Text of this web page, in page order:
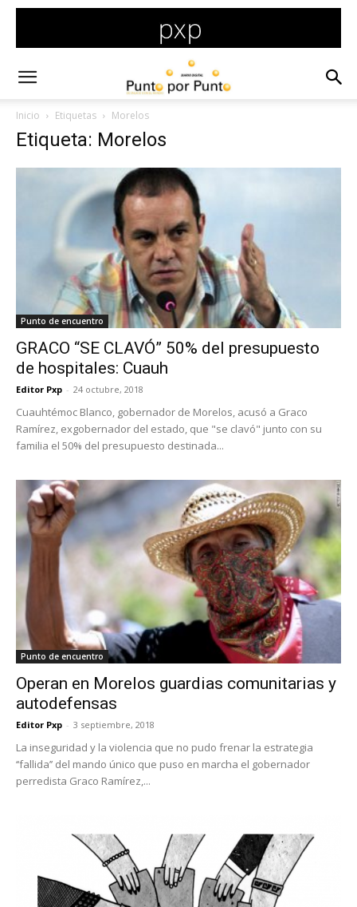
Inicio Etiquetas Morelos
Etiqueta: Morelos
Punto de encuentro
GRACO “SE CLAVÓ” 50% del presupuesto
de hospitales: Cuauh
Editor Pxp - 24 octubre, 2018
Cuauhtémoc Blanco, gobernador de Morelos, acusó a Graco
Ramírez, exgobernador del estado, que "se clavó" junto con su
familia el 50% del presupuesto destinada...
Punto de encuentro
Operan en Morelos guardias comunitarias y
autodefensas
Editor Pxp - 3 septiembre, 2018
La inseguridad y la violencia que no pudo frenar la estrategia
‘‘fallida’’ del mando único que puso en marcha el gobernador
perredista Graco Ramírez,...